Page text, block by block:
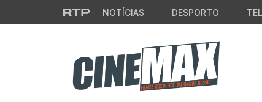
Saltar para o conteúdo principal
NOTÍCIAS DESPORTO